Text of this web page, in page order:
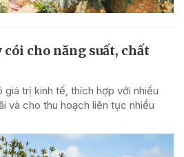
cho năng suất, chất
giá trị kinh tế, thích hợp với nhiều
và cho thu hoạch liên tục nhiều